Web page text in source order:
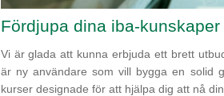
Fördjupa dina iba-
Vi är glada att kunna erbjuda ett brett
är ny användare som vill bygga en solid
kurser designade för att hjälpa dig att nå